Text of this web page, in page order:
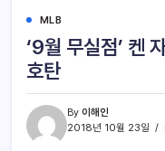
MLB
‘9월 무실점’ 켄
호탄
By 이해인
2018년 10월 23일